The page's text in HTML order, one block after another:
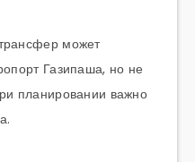
может
Газипаша, но не
планировании важно